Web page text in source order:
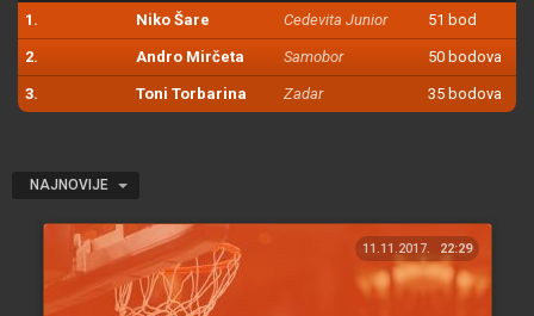
1. Niko Šare Cedevita Junior 51 bod
2. Andro Mirčeta Samobor 50 bodova
3. Toni Torbarina Zadar 35 bodova
NAJNOVIJE
11.11.2017. 22:29